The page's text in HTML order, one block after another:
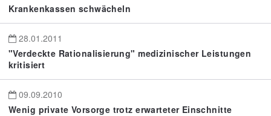
Krankenkassen schwächeln
28.01.2011
"Verdeckte Rationalisierung" medizinischer Leistungen
kritisiert
09.09.2010
Wenig private Vorsorge trotz erwarteter Einschnitte